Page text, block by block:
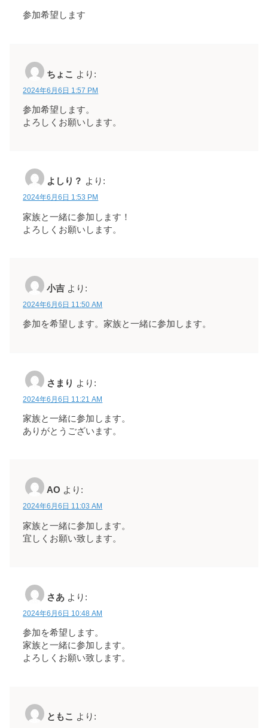
参加希望します
ちょこ より:
2024年6月6日 1:57 PM
参加希望します。
よろしくお願いします。
よしり？ より:
2024年6月6日 1:53 PM
家族と一緒に参加します！
よろしくお願いします。
小吉 より:
2024年6月6日 11:50 AM
参加を希望します。家族と一緒に参加します。
さまり より:
2024年6月6日 11:21 AM
家族と一緒に参加します。
ありがとうございます。
AO より:
2024年6月6日 11:03 AM
家族と一緒に参加します。
宜しくお願い致します。
さあ より:
2024年6月6日 10:48 AM
参加を希望します。
家族と一緒に参加します。
よろしくお願い致します。
ともこ より: